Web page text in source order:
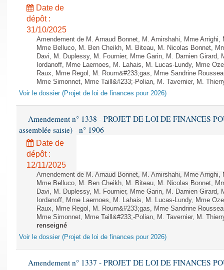
Date de
dépôt :
31/10/2025
Amendement de M. Arnaud Bonnet, M. Amirshahi, Mme
Mme Belluco, M. Ben Cheikh, M. Biteau, M. Nicolas Bonnet,
Davi, M. Duplessy, M. Fournier, Mme Garin, M. Damien Girard,
Iordanoff, Mme Laernoes, M. Lahais, M. Lucas-Lundy, Mme
Raux, Mme Regol, M. Roum&#233;gas, Mme Sandrine
Mme Simonnet, Mme Taill&#233;-Polian, M. Tavernier, M.
Voir le dossier (Projet de loi de finances pour 2026)
Amendement n° 1338 - PROJET DE LOI DE FINANCES
assemblée saisie) - n° 1906
Date de
dépôt :
12/11/2025
Amendement de M. Arnaud Bonnet, M. Amirshahi, Mme
Mme Belluco, M. Ben Cheikh, M. Biteau, M. Nicolas Bonnet,
Davi, M. Duplessy, M. Fournier, Mme Garin, M. Damien Girard,
Iordanoff, Mme Laernoes, M. Lahais, M. Lucas-Lundy, Mme
Raux, Mme Regol, M. Roum&#233;gas, Mme Sandrine
Mme Simonnet, Mme Taill&#233;-Polian, M. Tavernier, M.
renseigné
Voir le dossier (Projet de loi de finances pour 2026)
Amendement n° 1337 - PROJET DE LOI DE FINANCES